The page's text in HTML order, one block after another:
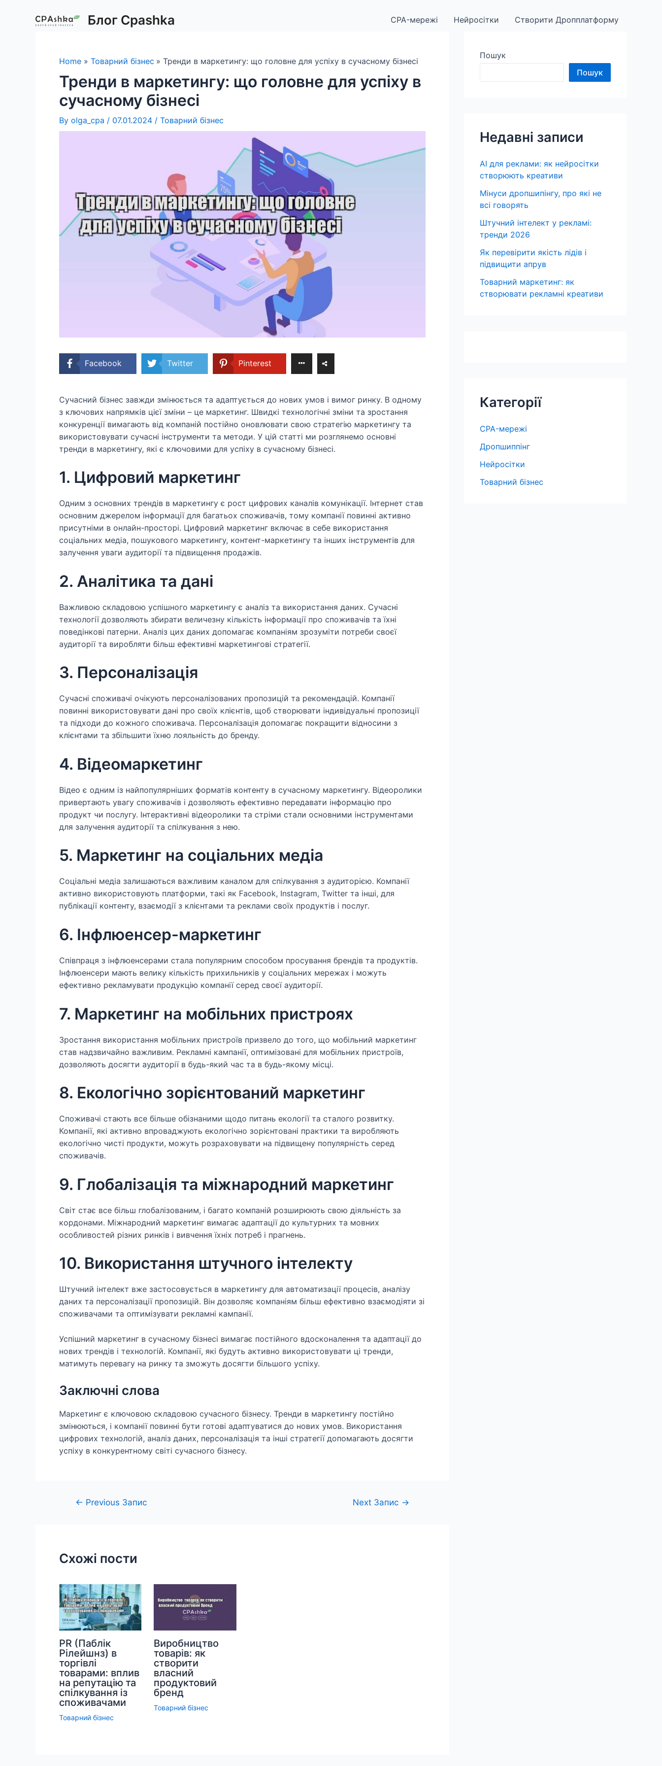
Блог Cpashka CPA-мережі Нейросітки Створити Дропплатформу
Home Товарний бізнес Тренди в маркетингу: що головне для успіху в сучасному бізнесі
Тренди в маркетингу: що головне для успіху в
сучасному бізнесі
By olga_cpa / 07.01.2024 / Товарний бізнес
Facebook Twitter Pinterest
Сучасний бізнес завжди змінюється та адаптується до нових умов і вимог ринку. В одному
з ключових напрямків цієї зміни – це маркетинг. Швидкі технологічні зміни та зростання
конкуренції вимагають від компаній постійно оновлювати свою стратегію маркетингу та
використовувати сучасні інструменти та методи. У цій статті ми розглянемо основні
тренди в маркетингу, які є ключовими для успіху в сучасному бізнесі.
1. Цифровий маркетинг
Одним з основних трендів в маркетингу є рост цифрових каналів комунікації. Інтернет став
основним джерелом інформації для багатьох споживачів, тому компанії повинні активно
присутніми в онлайн-просторі. Цифровий маркетинг включає в себе використання
соціальних медіа, пошукового маркетингу, контент-маркетингу та інших інструментів для
залучення уваги аудиторії та підвищення продажів.
2. Аналітика та дані
Важливою складовою успішного маркетингу є аналіз та використання даних. Сучасні
технології дозволяють збирати величезну кількість інформації про споживачів та їхні
поведінкові патерни. Аналіз цих даних допомагає компаніям зрозуміти потреби своєї
аудиторії та виробляти більш ефективні маркетингові стратегії.
3. Персоналізація
Сучасні споживачі очікують персоналізованих пропозицій та рекомендацій. Компанії
повинні використовувати дані про своїх клієнтів, щоб створювати індивідуальні пропозиції
та підходи до кожного споживача. Персоналізація допомагає покращити відносини з
клієнтами та збільшити їхню лояльність до бренду.
4. Відеомаркетинг
Відео є одним із найпопулярніших форматів контенту в сучасному маркетингу. Відеоролики
привертають увагу споживачів і дозволяють ефективно передавати інформацію про
продукт чи послугу. Інтерактивні відеоролики та стріми стали основними інструментами
для залучення аудиторії та спілкування з нею.
5. Маркетинг на соціальних медіа
Соціальні медіа залишаються важливим каналом для спілкування з аудиторією. Компанії
активно використовують платформи, такі як Facebook, Instagram, Twitter та інші, для
публікації контенту, взаємодії з клієнтами та реклами своїх продуктів і послуг.
6. Інфлюенсер-маркетинг
Співпраця з інфлюенсерами стала популярним способом просування брендів та продуктів.
Інфлюенсери мають велику кількість прихильників у соціальних мережах і можуть
ефективно рекламувати продукцію компанії серед своєї аудиторії.
7. Маркетинг на мобільних пристроях
Зростання використання мобільних пристроїв призвело до того, що мобільний маркетинг
став надзвичайно важливим. Рекламні кампанії, оптимізовані для мобільних пристроїв,
дозволяють досягти аудиторії в будь-який час та в будь-якому місці.
8. Екологічно зорієнтований маркетинг
Споживачі стають все більше обізнаними щодо питань екології та сталого розвитку.
Компанії, які активно впроваджують екологічно зорієнтовані практики та виробляють
екологічно чисті продукти, можуть розраховувати на підвищену популярність серед
споживачів.
9. Глобалізація та міжнародний маркетинг
Світ стає все більш глобалізованим, і багато компаній розширюють свою діяльність за
кордонами. Міжнародний маркетинг вимагає адаптації до культурних та мовних
особливостей різних ринків і вивчення їхніх потреб і прагнень.
10. Використання штучного інтелекту
Штучний інтелект вже застосовується в маркетингу для автоматизації процесів, аналізу
даних та персоналізації пропозицій. Він дозволяє компаніям більш ефективно взаємодіяти зі
споживачами та оптимізувати рекламні кампанії.
Успішний маркетинг в сучасному бізнесі вимагає постійного вдосконалення та адаптації до
нових трендів і технологій. Компанії, які будуть активно використовувати ці тренди,
матимуть перевагу на ринку та зможуть досягти більшого успіху.
Заключні слова
Маркетинг є ключовою складовою сучасного бізнесу. Тренди в маркетингу постійно
змінюються, і компанії повинні бути готові адаптуватися до нових умов. Використання
цифрових технологій, аналіз даних, персоналізація та інші стратегії допомагають досягти
успіху в конкурентному світі сучасного бізнесу.
Навігація
← Previous Запис Next Запис →
Схожі пости
PR (Паблік
Рілейшнз) в
торгівлі
товарами: вплив
на репутацію та
спілкування із
споживачами
Товарний бізнес
Виробництво
товарів: як
створити
власний
продуктовий
бренд
Товарний бізнес
Пошук
Пошук
Недавні записи
AI для реклами: як нейросітки
створюють креативи
Мінуси дропшипінгу, про які не
всі говорять
Штучний інтелект у рекламі:
тренди 2026
Як перевірити якість лідів і
підвищити апрув
Товарний маркетинг: як
створювати рекламні креативи
Категорії
CPA-мережі
Дропшиппінг
Нейросітки
Товарний бізнес